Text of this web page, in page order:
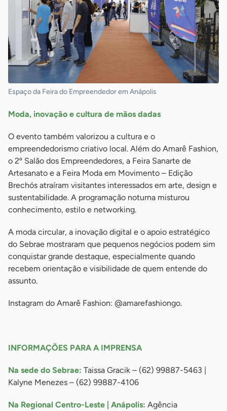
Espaço da Feira do Empreendedor em Anápolis
Moda, inovação e cultura de mãos dadas
O evento também valorizou a cultura e o
empreendedorismo criativo local. Além do Amarê Fashion,
o 2º Salão dos Empreendedores, a Feira Sanarte de
Artesanato e a Feira Moda em Movimento – Edição
Brechós atraíram visitantes interessados em arte, design e
sustentabilidade. A programação noturna misturou
conhecimento, estilo e networking.
A moda circular, a inovação digital e o apoio estratégico
do Sebrae mostraram que pequenos negócios podem sim
conquistar grande destaque, especialmente quando
recebem orientação e visibilidade de quem entende do
assunto.
Instagram do Amarê Fashion: @amarefashiongo.
INFORMAÇÕES PARA A IMPRENSA
Na sede do Sebrae: Taissa Gracik – (62) 99887-5463 |
Kalyne Menezes – (62) 99887-4106
Na Regional Centro-Leste | Anápolis: Agência